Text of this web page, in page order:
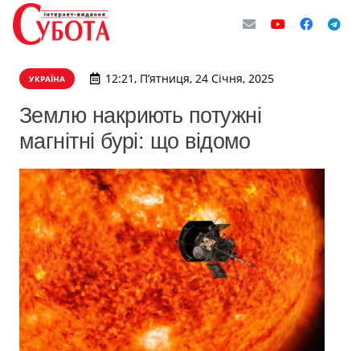
УКРАЇНА 12:21, П’ятниця, 24 Січня, 2025
Землю накриють потужні
магнітні бурі: що відомо